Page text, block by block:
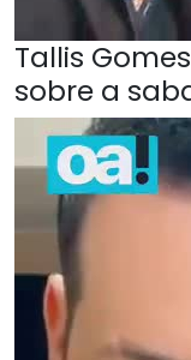
Tallis
sobre a